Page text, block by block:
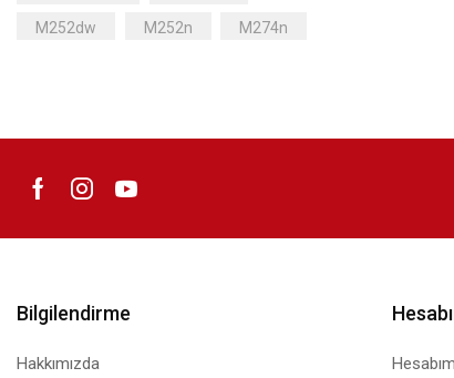
M252dw M252n M274n
MF633CDW MF635CX
MF641Cw
Bilgilendirme
Hakkımızda Hesabım